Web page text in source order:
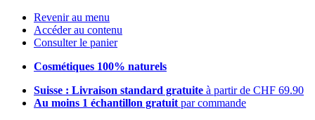
Revenir au menu
Accéder au contenu
Consulter le panier
Cosmétiques 100% naturels
Suisse : Livraison standard gratuite à partir de CHF 69.90
Au moins 1 échantillon gratuit par commande